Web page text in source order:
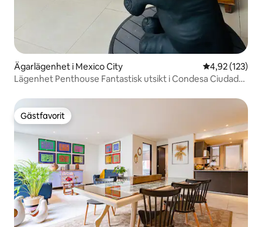
Ägarlägenhet i Mexico City 4,92 av 5 i
4,92 (123)
Lägenhet Penthouse Fantastisk utsikt i Condesa Ciudad
Gästfavorit
Gästfavorit